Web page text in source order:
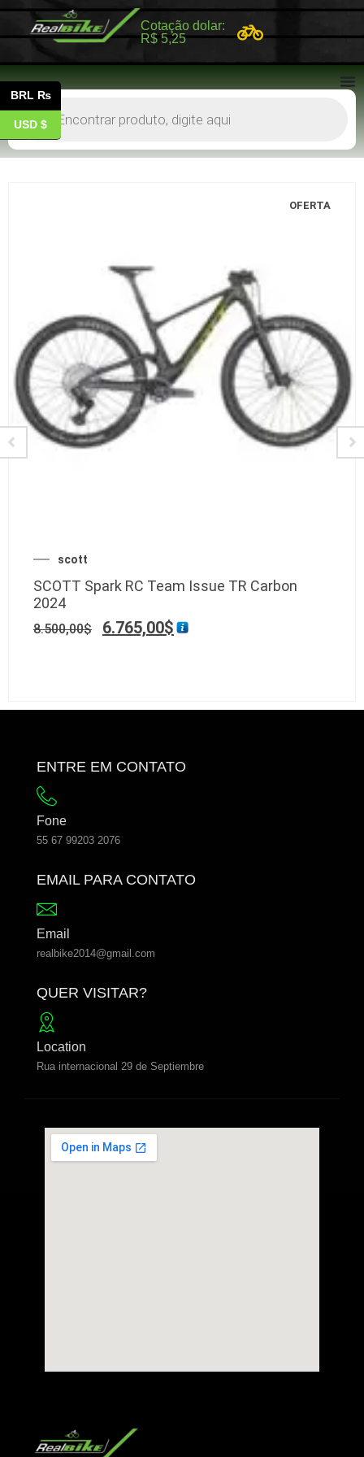
Cotação dolar:
R$ 5,25
OFERTA
scott
SCOTT Spark RC Team Issue TR Carbon
2024
8.500,00$ 6.765,00$
ENTRE EM CONTATO
Fone
55 67 99203 2076
EMAIL PARA CONTATO
Email
realbike2014@gmail.com
QUER VISITAR?
Location
Rua internacional 29 de Septiembre
BRL ₨
USD $